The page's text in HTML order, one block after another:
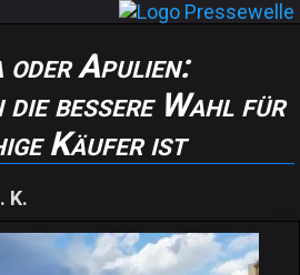
oder Apulien:
die bessere Wahl für
Käufer ist
K.